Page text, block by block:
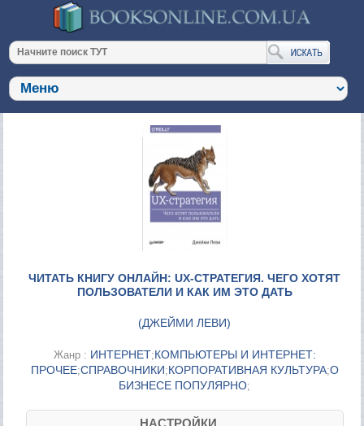
ЧИТАТЬ КНИГУ ОНЛАЙН: UX-СТРАТЕГИЯ. ЧЕГО ХОТЯТ
ПОЛЬЗОВАТЕЛИ И КАК ИМ ЭТО ДАТЬ
(ДЖЕЙМИ ЛЕВИ)
Жанр : ИНТЕРНЕТ;КОМПЬЮТЕРЫ И ИНТЕРНЕТ:
ПРОЧЕЕ;СПРАВОЧНИКИ;КОРПОРАТИВНАЯ КУЛЬТУРА;О
БИЗНЕСЕ ПОПУЛЯРНО;
НАСТРОЙКИ....